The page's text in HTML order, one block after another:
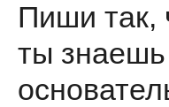
Пиши так,
ты